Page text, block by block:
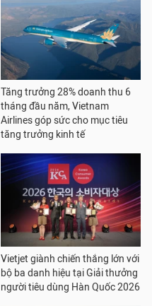
Tăng trưởng 28% doanh thu 6
tháng đầu năm, Vietnam
Airlines góp sức cho mục tiêu
tăng trưởng kinh tế
Vietjet giành chiến thắng lớn với
bộ ba danh hiệu tại Giải thưởng
người tiêu dùng Hàn Quốc 2026